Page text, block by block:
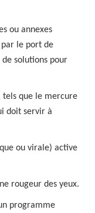
ou annexes
le port de
solutions pour
tels que le mercure
doit servir à
ou virale) active
rougeur des yeux.
programme